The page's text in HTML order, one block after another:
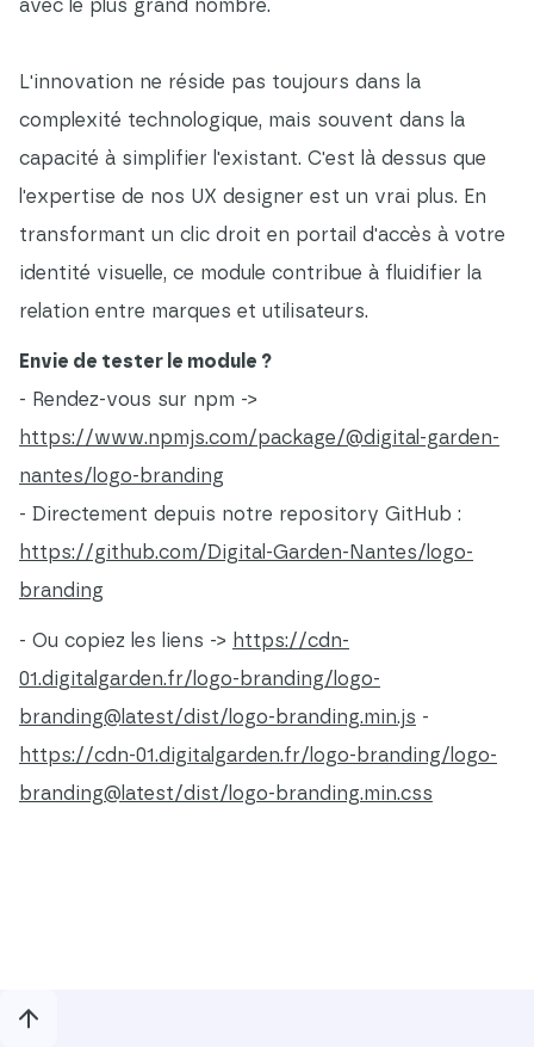
avec le plus grand nombre.
L'innovation ne réside pas toujours dans la
complexité technologique, mais souvent dans la
capacité à simplifier l'existant. C'est là dessus que
l'expertise de nos UX designer est un vrai plus. En
transformant un clic droit en portail d'accès à votre
identité visuelle, ce module contribue à fluidifier la
relation entre marques et utilisateurs.
Envie de tester le module ?
- Rendez-vous sur npm ->
https://www.npmjs.com/package/@digital-garden-
nantes/logo-branding
- Directement depuis notre repository GitHub :
https://github.com/Digital-Garden-Nantes/logo-
branding
- Ou copiez les liens -> https://cdn-
01.digitalgarden.fr/logo-branding/logo-
branding@latest/dist/logo-branding.min.js -
https://cdn-01.digitalgarden.fr/logo-branding/logo-
branding@latest/dist/logo-branding.min.css